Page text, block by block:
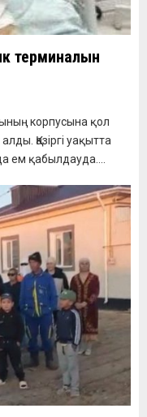
терминалын
корпусына қол
Қазіргі уақытта
ем қабылдауда....